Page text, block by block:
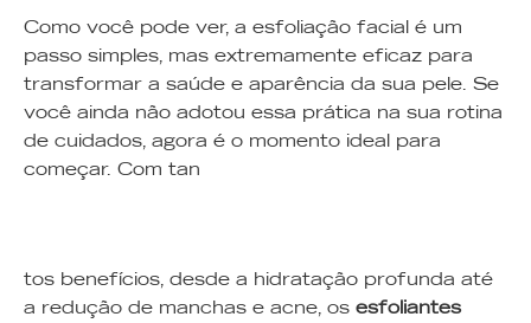
Como você pode ver, a esfoliação facial é um
passo simples, mas extremamente eficaz para
transformar a saúde e aparência da sua pele. Se
você ainda não adotou essa prática na sua rotina
de cuidados, agora é o momento ideal para
começar. Com tan
tos benefícios, desde a hidratação profunda até
a redução de manchas e acne, os esfoliantes